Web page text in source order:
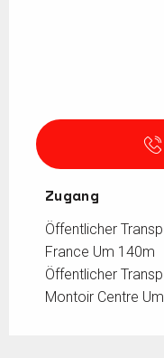
Zugang
Zugang
Öffentlicher
France Um 140m
Öffentlicher
Montoir Centre